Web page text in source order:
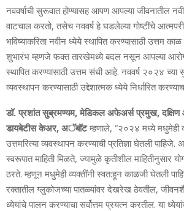
नववर्षाची सुरूवात होण्‍यासह आपण आपल्‍या जीवनातील
वाटचाल करतो, तसेच नववर्ष हे घडलेल्‍या गोष्‍टींचे
भविष्‍याकरिता नवीन ध्‍येये स्‍थापित करण्‍यासाठी उत्तम
शुभारंभ म्‍हणजे फक्‍त तारखेमध्‍ये बदल नसून आपल्‍या
स्‍थापित करण्‍यासाठी उत्तम संधी आहे. नववर्ष २०२४ च्‍या
व्‍यवस्‍थापन करण्‍यासाठी उद्देशात्‍मक ध्‍येये निर्धारित
डॉ. प्रशांत सुब्रमण्‍यम, मेडिकल अफेअर्स प्रमुख, दक्षिण
डायबेटीस केअर, अॅबॉटम्‍हणाले, ”२०२४ मध्‍ये मधुमेही
उत्तमरित्‍या व्‍यवस्‍थापन करण्‍याची प्रतिज्ञा घेतली पाहिजे.
स्‍वरूपात माहिती मिळते, ज्‍यामुळे कृतीशील माहितीनुसार
ठरते. म्‍हणून मधुमेही व्‍यक्‍तींनी स्‍वत:हून काळजी घेतली
रक्‍तातील ग्‍लुकोजच्‍या पातळ्यांवर देखरेख ठेवतील,
ध्येयांचे पालन करण्‍याचा सर्वोत्तम प्रयत्न करतील. या